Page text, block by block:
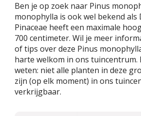
Ben je op zoek naar Pinus
monophylla is ook wel bekend als
Pinaceae heeft een maximale
700 centimeter. Wil je meer
of tips over deze Pinus
harte welkom in ons tuincentrum.
weten: niet alle planten in deze
zijn (op elk moment) in ons
verkrijgbaar.